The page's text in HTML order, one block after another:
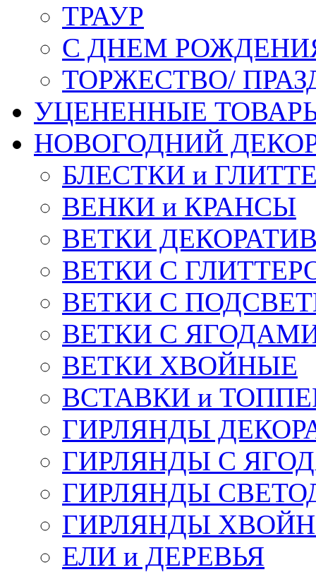
ТРАУР
С ДНЕМ
ТОРЖЕСТВО/
УЦЕНЕННЫЕ
НОВОГОДНИЙ
БЛЕСТКИ и
ВЕНКИ и КРАНСЫ
ВЕТКИ
ВЕТКИ С
ВЕТКИ С
ВЕТКИ С
ВЕТКИ ХВОЙНЫЕ
ВСТАВКИ и
ГИРЛЯНДЫ
ГИРЛЯНДЫ С
ГИРЛЯНДЫ
ГИРЛЯНДЫ
ЕЛИ и ДЕРЕВЬЯ